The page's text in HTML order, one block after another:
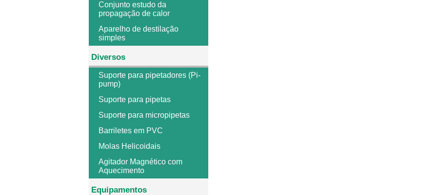
Conjunto estudo da
propagação de calor
Aparelho de destilação
simples
Diversos
Suporte para pipetadores (Pi-
pump)
Suporte para pipetas
Suporte para micropipetas
Barriletes em PVC
Molas Helicoidais
Agitador Magnético com
Aquecimento
Equipamentos